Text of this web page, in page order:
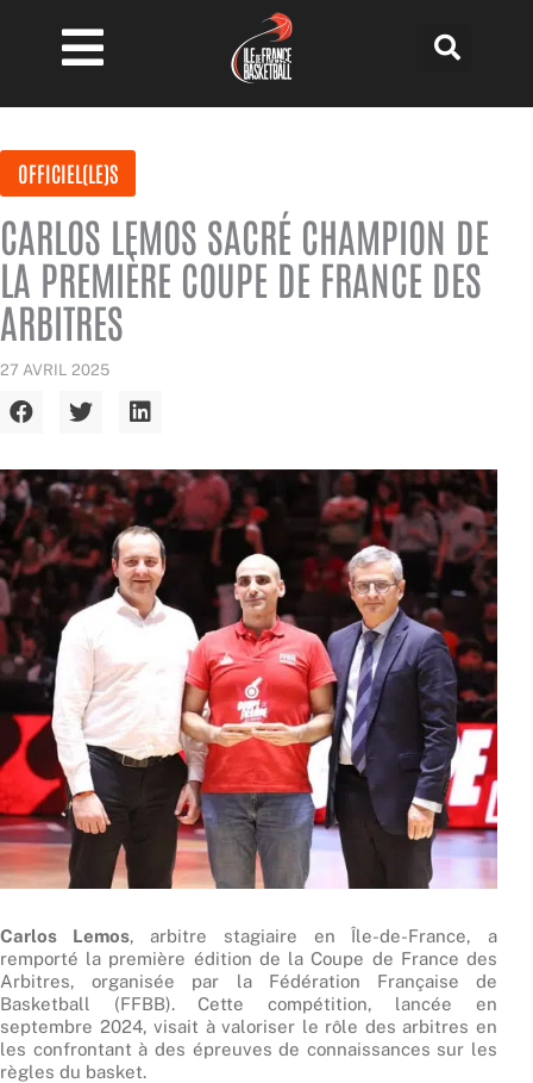
contenu
OFFICIEL(LE)S
CARLOS LEMOS SACRÉ CHAMPION DE
LA PREMIÈRE COUPE DE FRANCE DES
ARBITRES
27 AVRIL 2025
Carlos Lemos, arbitre stagiaire en Île-de-France, a
remporté la première édition de la Coupe de France des
Arbitres, organisée par la Fédération Française de
Basketball (FFBB). Cette compétition, lancée en
septembre 2024, visait à valoriser le rôle des arbitres en
les confrontant à des épreuves de connaissances sur les
règles du basket.